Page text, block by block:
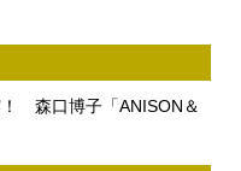
森口博子「ANISON＆